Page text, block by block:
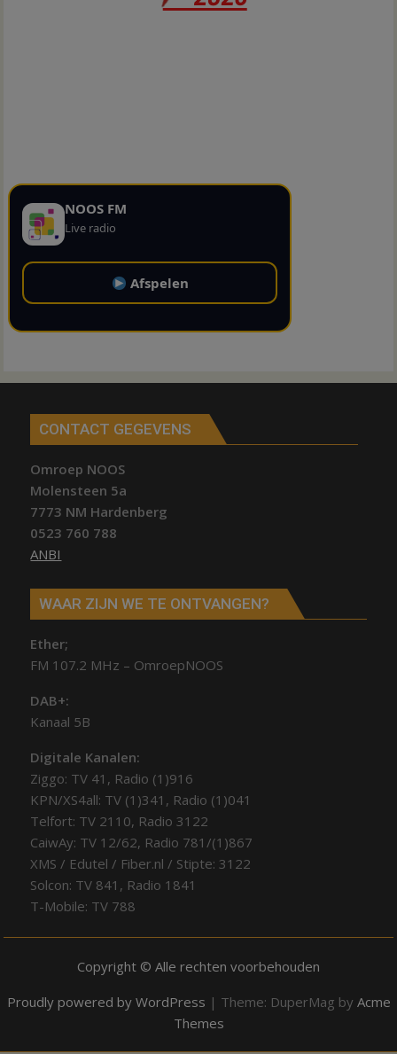
NOOS FM
Live radio
Afspelen
CONTACT GEGEVENS
Omroep NOOS
Molensteen 5a
7773 NM Hardenberg
0523 760 788
ANBI
WAAR ZIJN WE TE ONTVANGEN?
Ether;
FM 107.2 MHz – OmroepNOOS
DAB+:
Kanaal 5B
Digitale Kanalen:
Ziggo: TV 41, Radio (1)916
KPN/XS4all: TV (1)341, Radio (1)041
Telfort: TV 2110, Radio 3122
CaiwAy: TV 12/62, Radio 781/(1)867
XMS / Edutel / Fiber.nl / Stipte: 3122
Solcon: TV 841, Radio 1841
T-Mobile: TV 788
Copyright © Alle rechten voorbehouden
Proudly powered by WordPress | Theme: DuperMag by Acme
Themes